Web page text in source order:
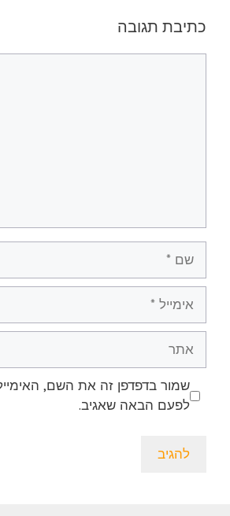
כתיבת תגובה
שמור בדפדפן זה את השם,
לפעם הבאה שאגיב.